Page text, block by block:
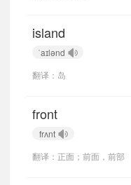
island
ˈaɪlənd
翻译：岛
front
frʌnt
翻译：正面；前面，前部